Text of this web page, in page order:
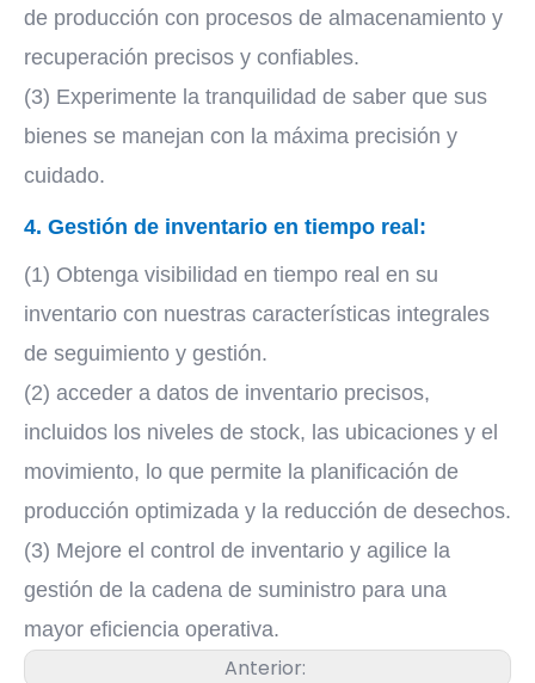
de producción con procesos de almacenamiento y
recuperación precisos y confiables.
(3) Experimente la tranquilidad de saber que sus
bienes se manejan con la máxima precisión y
cuidado.
4. Gestión de inventario en tiempo real:
(1) Obtenga visibilidad en tiempo real en su
inventario con nuestras características integrales
de seguimiento y gestión.
(2) acceder a datos de inventario precisos,
incluidos los niveles de stock, las ubicaciones y el
movimiento, lo que permite la planificación de
producción optimizada y la reducción de desechos.
(3) Mejore el control de inventario y agilice la
gestión de la cadena de suministro para una
mayor eficiencia operativa.
Anterior: